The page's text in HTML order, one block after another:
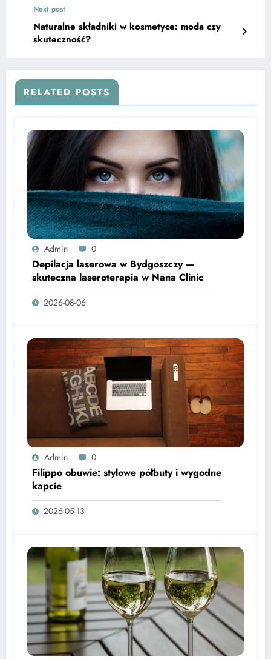
Next post
Naturalne składniki w kosmetyce: moda czy
skuteczność?
RELATED POSTS
Admin 0
Depilacja laserowa w Bydgoszczy —
skuteczna laseroterapia w Nana Clinic
2026-08-06
Admin 0
Filippo obuwie: stylowe półbuty i wygodne
kapcie
2026-05-13